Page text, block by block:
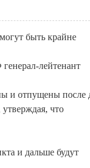
быть крайне
лейтенант
и отпущены после
утверждая, что
и дальше будут